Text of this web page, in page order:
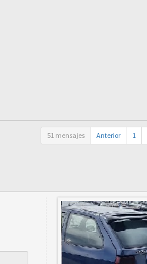
51 mensajes Anterior 1